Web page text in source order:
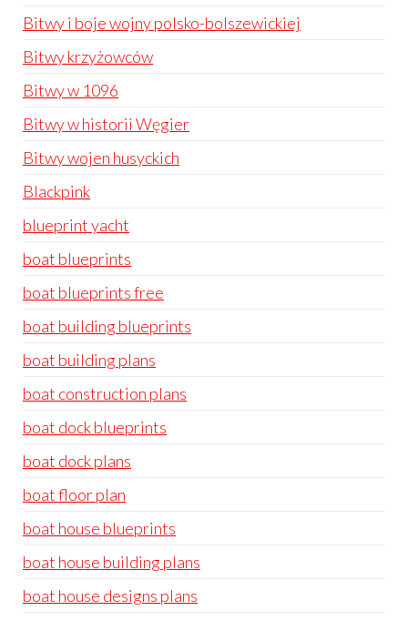
Bitwy i boje wojny polsko-bolszewickiej
Bitwy krzyżowców
Bitwy w 1096
Bitwy w historii Węgier
Bitwy wojen husyckich
Blackpink
blueprint yacht
boat blueprints
boat blueprints free
boat building blueprints
boat building plans
boat construction plans
boat dock blueprints
boat dock plans
boat floor plan
boat house blueprints
boat house building plans
boat house designs plans